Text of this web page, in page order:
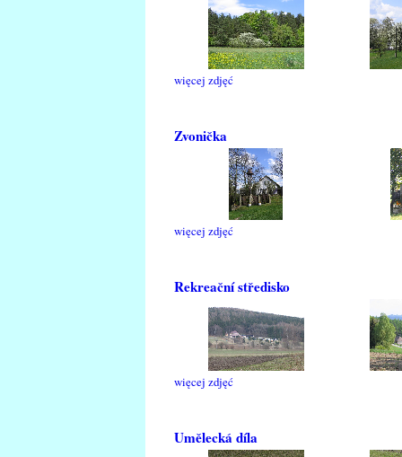
więcej zdjęć
Zvonička
więcej zdjęć
Rekreační středisko
więcej zdjęć
Umělecká díla